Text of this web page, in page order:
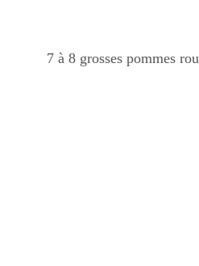
7 à 8 grosses pommes